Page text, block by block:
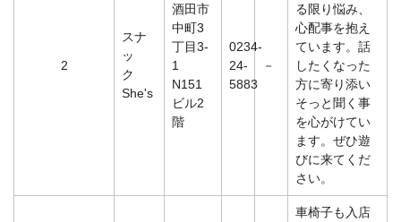
2
スナ
ッ
ク
She's
酒田市
中町3
丁目3-
1
N151
ビル2
階
0234-
24-
5883
－
る限り悩み、
心配事を抱え
ています。話
したくなった
方に寄り添い
そっと聞く事
を心がけてい
ます。ぜひ遊
びに来てくだ
さい。
車椅子も入店